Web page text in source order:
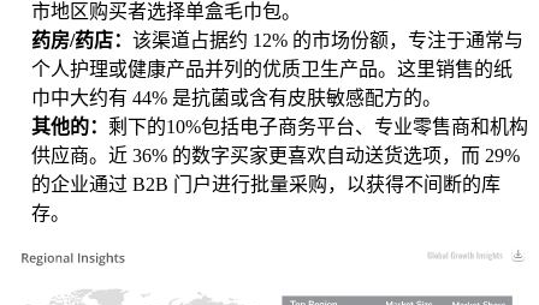
市地区购买者选择单盒毛巾包。
药房/药店： 该渠道占据约 12% 的市场份额，专注于通常与
个人护理或健康产品并列的优质卫生产品。这里销售的纸
巾中大约有 44% 是抗菌或含有皮肤敏感配方的。
其他的： 剩下的10%包括电子商务平台、专业零售商和机构
供应商。近 36% 的数字买家更喜欢自动送货选项，而 29%
的企业通过 B2B 门户进行批量采购，以获得不间断的库
存。